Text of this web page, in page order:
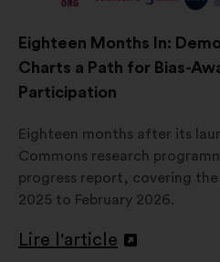
Eighteen Months In:
Charts a Path for Bias-
Participation
Eighteen months after its
Commons research
progress report, covering
2025 to February 2026.
Lire l'article
Ouverture